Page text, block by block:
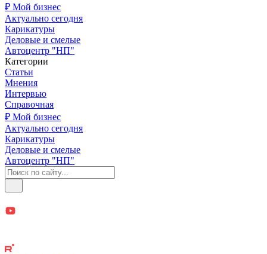
₽ Мой бизнес
Актуально сегодня
Карикатуры
Деловые и смелые
Автоцентр "НП"
Категории
Статьи
Мнения
Интервью
Справочная
₽ Мой бизнес
Актуально сегодня
Карикатуры
Деловые и смелые
Автоцентр "НП"